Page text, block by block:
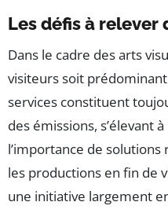
Les défis à relever
Dans le cadre des arts
visiteurs soit
services constituent
des émissions, s’élevant
l’importance de
les productions en fin de
une initiative largement